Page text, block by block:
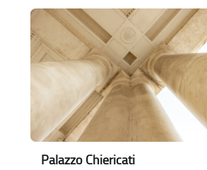
Palazzo Chiericati